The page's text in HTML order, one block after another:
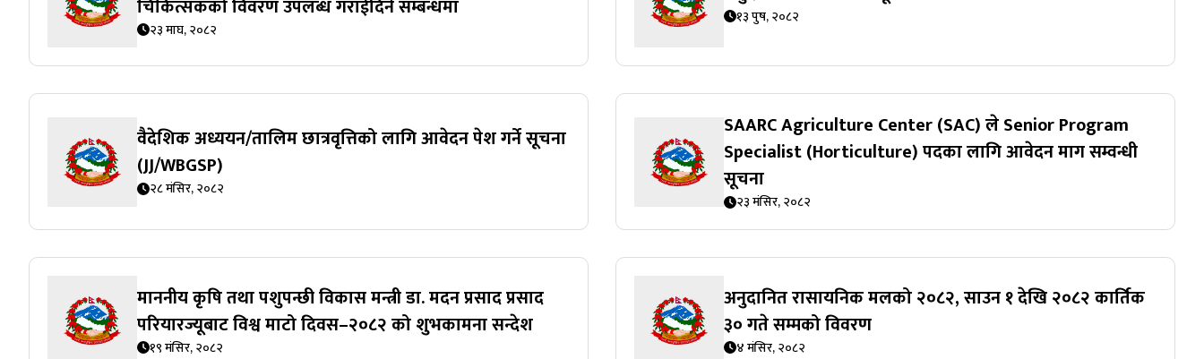
चिकित्सकको विवरण उपलब्ध गराईदिने सम्बन्धमा
२३ माघ, २०८२
१३ पुष, २०८२
वैदेशिक अध्ययन/तालिम छात्रवृत्तिको लागि आवेदन पेश गर्ने सूचना
(JJ/WBGSP)
२८ मंसिर, २०८२
SAARC Agriculture Center (SAC) ले Senior Program
Specialist (Horticulture) पदका लागि आवेदन माग सम्वन्धी
सूचना
२३ मंसिर, २०८२
माननीय कृषि तथा पशुपन्छी विकास मन्त्री डा. मदन प्रसाद प्रसाद
परियारज्यूबाट विश्व माटो दिवस–२०८२ को शुभकामना सन्देश
१९ मंसिर, २०८२
अनुदानित रासायनिक मलको २०८२, साउन १ देखि २०८२ कार्तिक
३० गते सम्मको विवरण
४ मंसिर, २०८२